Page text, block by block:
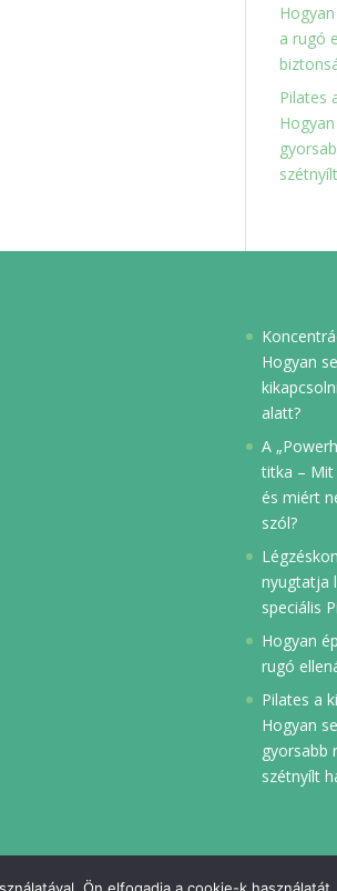
a rugó
Pilates
Hogyan
alatt?
A
titka – Mit
és miért
szól?
nyugtatja
speciális
Hogyan
rugó
Pilates a
Hogyan
gyorsabb
szétnyílt